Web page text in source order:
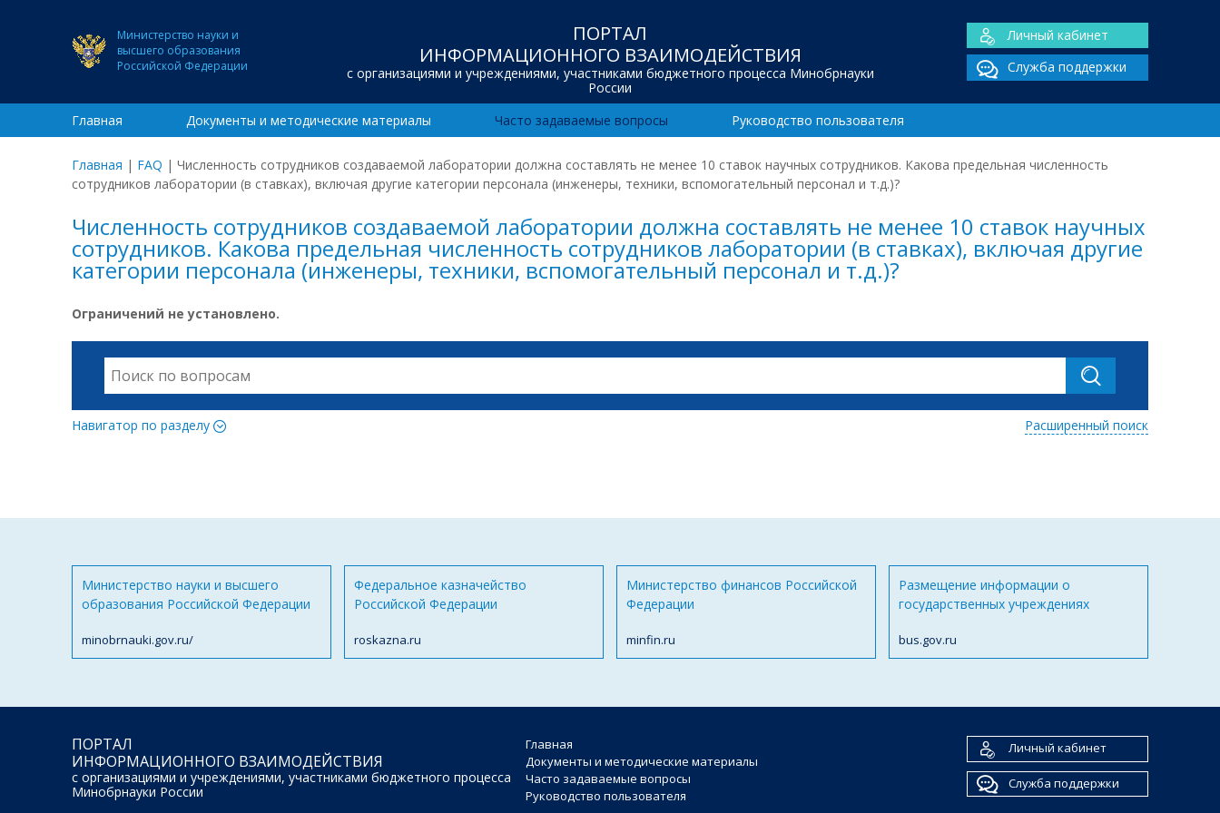
Министерство науки и
высшего образования
Российской Федерации
ПОРТАЛ
ИНФОРМАЦИОННОГО ВЗАИМОДЕЙСТВИЯ
с организациями и учреждениями, участниками бюджетного процесса Минобрнауки
России
Личный кабинет
Служба поддержки
Главная Документы и методические материалы Часто задаваемые вопросы Руководство пользователя
Главная | FAQ | Численность сотрудников создаваемой лаборатории должна составлять не менее 10 ставок научных сотрудников. Какова предельная численность
сотрудников лаборатории (в ставках), включая другие категории персонала (инженеры, техники, вспомогательный персонал и т.д.)?
Численность сотрудников создаваемой лаборатории должна составлять не менее 10 ставок научных
сотрудников. Какова предельная численность сотрудников лаборатории (в ставках), включая другие
категории персонала (инженеры, техники, вспомогательный персонал и т.д.)?
Ограничений не установлено.
Навигатор по разделу Расширенный поиск
Министерство науки и высшего
образования Российской Федерации
minobrnauki.gov.ru/
Федеральное казначейство
Российской Федерации
roskazna.ru
Министерство финансов Российской
Федерации
minfin.ru
Размещение информации о
государственных учреждениях
bus.gov.ru
ПОРТАЛ
ИНФОРМАЦИОННОГО ВЗАИМОДЕЙСТВИЯ
с организациями и учреждениями, участниками бюджетного процесса
Минобрнауки России
Главная
Документы и методические материалы
Часто задаваемые вопросы
Руководство пользователя
Личный кабинет
Служба поддержки